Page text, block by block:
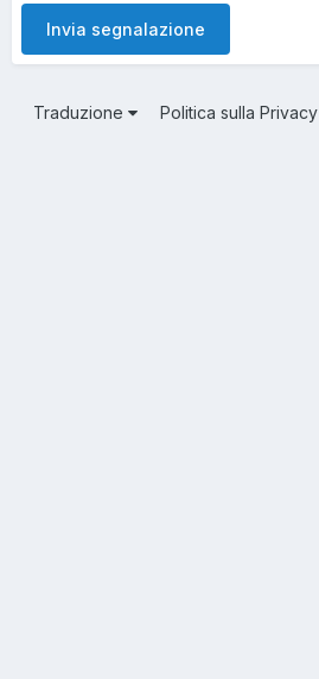
Invia segnalazione
Traduzione Politica sulla Privacy